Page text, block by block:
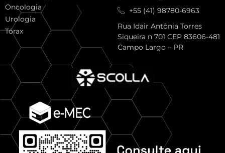
Oncologia
Urologia
Tórax
+55 (41) 98780-6963
Rua Idair Antônia Torres
Siqueira n 701 CEP 83606-481
Campo Largo – PR